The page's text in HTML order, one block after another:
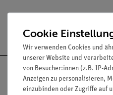
Cookie
Wir verwenden Cookies und
unserer Website und
von Besucher:innen (z.B. IP-
Anzeigen zu personalisieren,
einzubinden oder Zugriffe auf